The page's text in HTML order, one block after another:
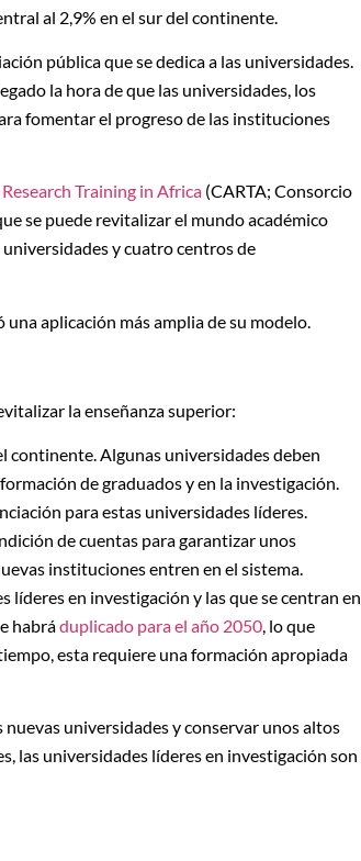
al 2,9% en el sur del continente.
pública que se dedica a las universidades.
la hora de que las universidades, los
fomentar el progreso de las instituciones
Training in Africa (CARTA; Consorcio
se puede revitalizar el mundo académico
y cuatro centros de
una aplicación más amplia de su modelo.
la enseñanza superior:
continente. Algunas universidades deben
de graduados y en la investigación.
para estas universidades líderes.
de cuentas para garantizar unos
instituciones entren en el sistema.
en investigación y las que se centran en
habráduplicado para el año 2050, lo que
esta requiere una formación apropiada
universidades y conservar unos altos
las universidades líderes en investigación son